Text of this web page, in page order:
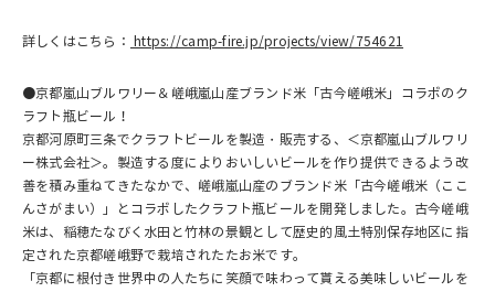
詳しくはこちら： https://camp-fire.jp/projects/view/754621
●京都嵐山ブルワリー＆嵯峨嵐山産ブランド米「古今嵯峨米」コラボのク
ラフト瓶ビール！
京都河原町三条でクラフトビールを製造・販売する、＜京都嵐山ブルワリ
ー株式会社＞。製造する度によりおいしいビールを作り提供できるよう改
善を積み重ねてきたなかで、嵯峨嵐山産のブランド米「古今嵯峨米（ここ
んさがまい）」とコラボしたクラフト瓶ビールを開発しました。古今嵯峨
米は、稲穂たなびく水田と竹林の景観として歴史的風土特別保存地区に指
定された京都嵯峨野で栽培されたたお米です。
「京都に根付き世界中の人たちに笑顔で味わって貰える美味しいビールを